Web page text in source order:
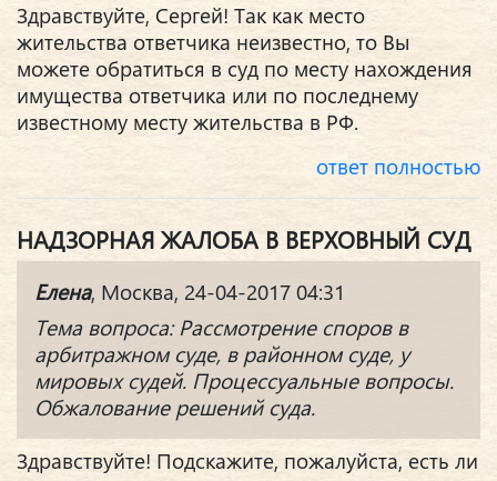
Здравствуйте, Сергей! Так как место
жительства ответчика неизвестно, то Вы
можете обратиться в суд по месту нахождения
имущества ответчика или по последнему
известному месту жительства в РФ.
ответ полностью
НАДЗОРНАЯ ЖАЛОБА В ВЕРХОВНЫЙ СУД
Елена, Москва, 24-04-2017 04:31
Тема вопроса: Рассмотрение споров в
арбитражном суде, в районном суде, у
мировых судей. Процессуальные вопросы.
Обжалование решений суда.
Здравствуйте! Подскажите, пожалуйста, есть ли